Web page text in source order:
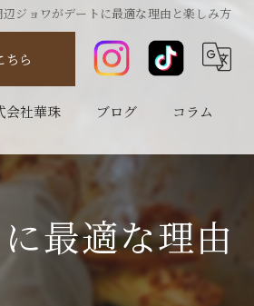
ジョワがデートに最適な理由と楽しみ方
ちら
会社華珠 ブログ コラム
最適な理由